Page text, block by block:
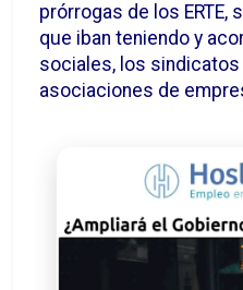
prórrogas de los ERTE,
que iban teniendo y
sociales, los
asociaciones de